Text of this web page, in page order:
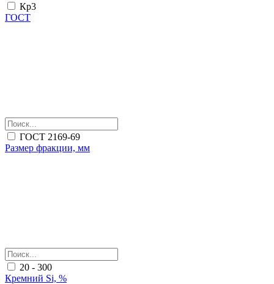
Кр3
ГОСТ
ГОСТ 2169-69
Размер фракции, мм
20 - 300
Кремний Si, %